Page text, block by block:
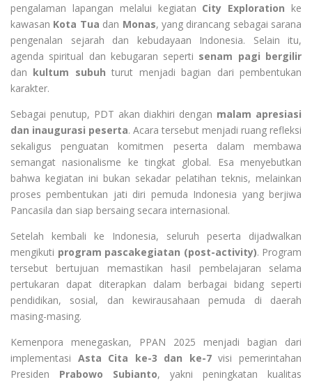
pengalaman lapangan melalui kegiatan City Exploration ke
kawasan Kota Tua dan Monas, yang dirancang sebagai sarana
pengenalan sejarah dan kebudayaan Indonesia. Selain itu,
agenda spiritual dan kebugaran seperti senam pagi bergilir
dan kultum subuh turut menjadi bagian dari pembentukan
karakter.
Sebagai penutup, PDT akan diakhiri dengan malam apresiasi
dan inaugurasi peserta. Acara tersebut menjadi ruang refleksi
sekaligus penguatan komitmen peserta dalam membawa
semangat nasionalisme ke tingkat global. Esa menyebutkan
bahwa kegiatan ini bukan sekadar pelatihan teknis, melainkan
proses pembentukan jati diri pemuda Indonesia yang berjiwa
Pancasila dan siap bersaing secara internasional.
Setelah kembali ke Indonesia, seluruh peserta dijadwalkan
mengikuti program pascakegiatan (post-activity). Program
tersebut bertujuan memastikan hasil pembelajaran selama
pertukaran dapat diterapkan dalam berbagai bidang seperti
pendidikan, sosial, dan kewirausahaan pemuda di daerah
masing-masing.
Kemenpora menegaskan, PPAN 2025 menjadi bagian dari
implementasi Asta Cita ke-3 dan ke-7visi pemerintahan
Presiden Prabowo Subianto, yakni peningkatan kualitas